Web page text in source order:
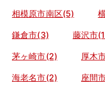
相模原市南区(5)
鎌倉市(3) 藤沢市
茅ヶ崎市(2) 厚木
海老名市(2) 座間